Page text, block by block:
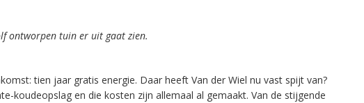
ontworpen tuin er uit gaat zien.
tien jaar gratis energie. Daar heeft Van der Wiel nu vast spijt van?
koudeopslag en die kosten zijn allemaal al gemaakt. Van de stijgende